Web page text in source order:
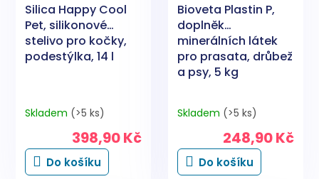
Silica Happy Cool
Pet, silikonové
stelivo pro kočky,
podestýlka, 14 l
Skladem (>5 ks)
398,90 Kč
Do košíku
Bioveta Plastin P,
doplněk
minerálních látek
pro prasata, drůbež
a psy, 5 kg
Skladem (>5 ks)
248,90 Kč
Do košíku